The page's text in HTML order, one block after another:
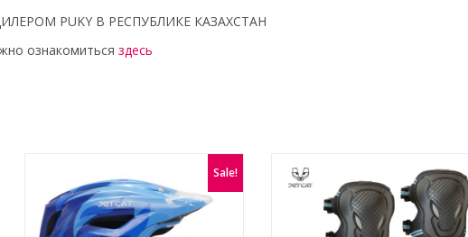
PUKY В РЕСПУБЛИКЕ КАЗАХСТАН
ознакомиться здесь
Sale!